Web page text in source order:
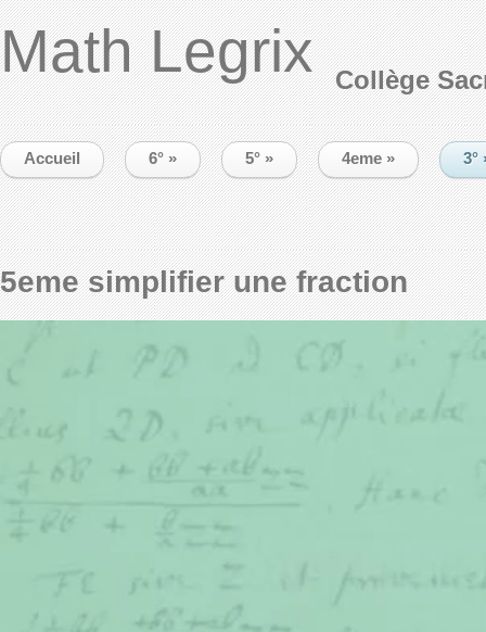
Math Legrix Collège
Accueil 6° » 5° » 4eme » 3°
5eme simplifier une fraction